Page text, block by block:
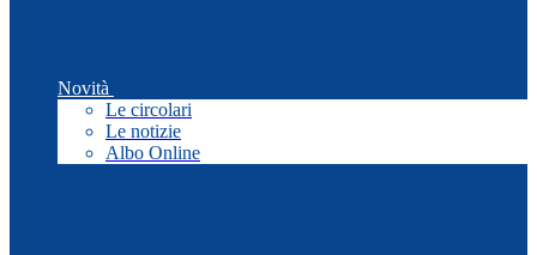
Novità
Le circolari
Le notizie
Albo Online